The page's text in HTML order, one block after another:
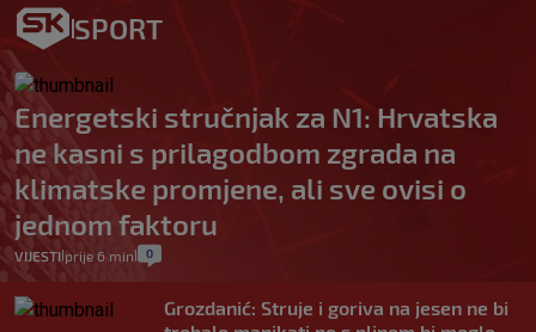
SPORT
Energetski stručnjak za N1: Hrvatska
ne kasni s prilagodbom zgrada na
klimatske promjene, ali sve ovisi o
jednom faktoru
VIJESTI prije 6 min 0
Grozdanić: Struje i goriva na jesen ne bi